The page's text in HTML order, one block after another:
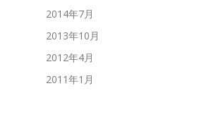
2014年7月
2013年10月
2012年4月
2011年1月